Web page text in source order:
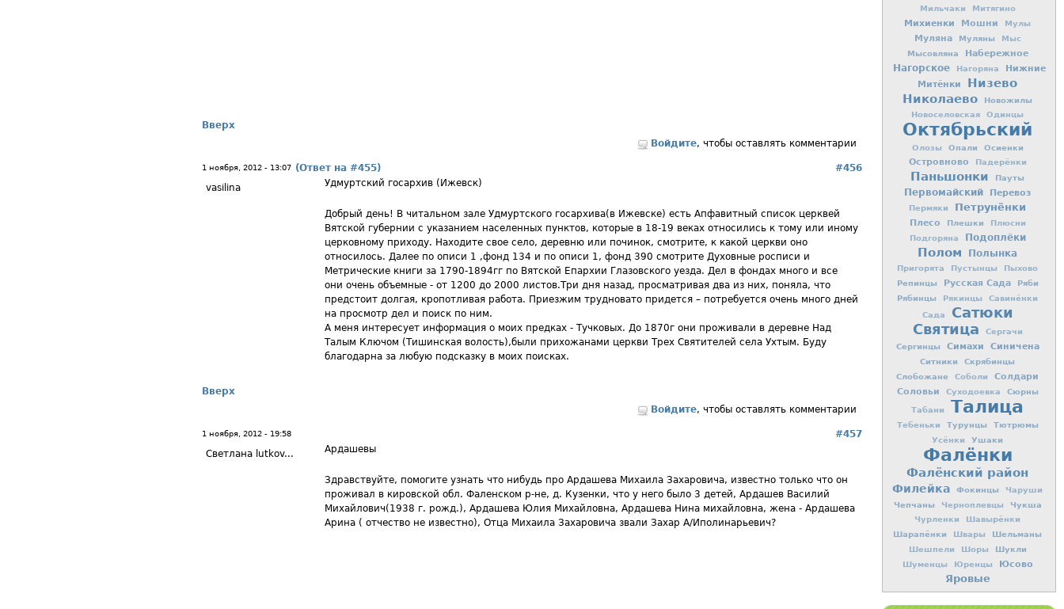
Вверх
Войдите, чтобы оставлять комментарии
1 ноября, 2012 - 13:07 (Ответ на #455)
#456
vasilina
Удмуртский госархив (Ижевск)
Добрый день! В читальном зале Удмуртского госархива(в Ижевске) есть Апфавитный список церквей
Вятской губернии с указанием населенных пунктов, которые в 18-19 веках относились к тому или иному
церковному приходу. Находите свое село, деревню или починок, смотрите, к какой церкви оно
относилось. Далее по описи 1 ,фонд 134 и по описи 1, фонд 390 смотрите Духовные росписи и
Метрические книги за 1790-1894гг по Вятской Епархии Глазовского уезда. Дел в фондах много и все
они очень объемные - от 1200 до 2000 листов.Три дня назад, просматривая два из них, поняла, что
предстоит долгая, кропотливая работа. Приезжим трудновато придется – потребуется очень много дней
на просмотр дел и поиск по ним.
А меня интересует информация о моих предках - Тучковых. До 1870г они проживали в деревне Над
Талым Ключом (Тишинская волость),были прихожанами церкви Трех Святителей села Ухтым. Буду
благодарна за любую подсказку в моих поисках.
Вверх
Войдите, чтобы оставлять комментарии
1 ноября, 2012 - 19:58
#457
Светлана lutkov...
Ардашевы
Здравствуйте, помогите узнать что нибудь про Ардашева Михаила Захаровича, известно только что он
проживал в кировской обл. Фаленском р-не, д. Кузенки, что у него было 3 детей, Ардашев Василий
Михайлович(1938 г. рожд.), Ардашева Юлия Михайловна, Ардашева Нина михайловна, жена - Ардашева
Арина ( отчество не известно), Отца Михаила Захаровича звали Захар А/Иполинарьевич?
Мильчаки Митягино
Михиенки Мошни Мулы
Муляна Муляны Мыс
Мысовляна Набережное
Нагорское Нагоряна
Нижние
Митёнки
Низево
Николаево
Новожилы
Новоселовская Одинцы
Октябрьский
Олозы Опали Осиенки
Островново Падерёнки
Паньшонки Пауты
Первомайский Перевоз
Пермяки Петрунёнки
Плесо Плешки
Плюсни
Подгоряна
Подоплёки
Полом Полынка
Пригорята Пустынцы Пыхово
Репинцы Русская Сада
Ряби
Рябинцы
Рякинцы
Савинёнки
Сада
Сатюки
Святица
Сергачи
Сергинцы Симахи Синичена
Ситники
Скрябинцы
Слобожане
Соболи
Солдари
Соловьи
Суходоевка Сюрны
Табани Талица
Тебеньки Турунцы Тютрюмы
Усёнки Ушаки
Фалёнки
Фалёнский район
Филейка Фокинцы Чаруши
Чепчаны Черноплевцы Чукша
Чурленки Шавырёнки
Шарапёнки Швары Шельманы
Шешпели Шоры Шукли
Шуменцы Юренцы Юсово
Яровые